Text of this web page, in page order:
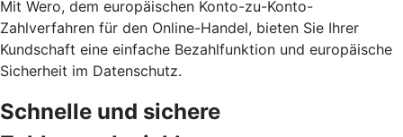
Mit Wero, dem europäischen Konto-zu-Konto-
Zahlverfahren für den Online-Handel, bieten Sie Ihrer
Kundschaft eine einfache Bezahlfunktion und europäische
Sicherheit im Datenschutz.
Schnelle und sichere